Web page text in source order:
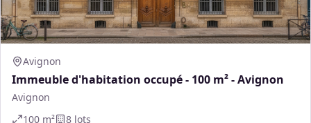
Avignon
Immeuble d'habitation occupé - 100 m² - Avignon
Avignon
100 m² 8 lots